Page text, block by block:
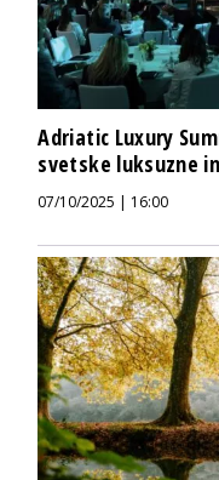
Adriatic Luxury
svetske luksuzne
07/10/2025 | 16:00